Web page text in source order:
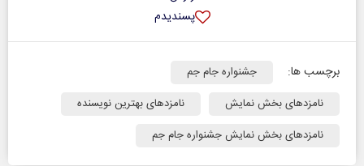
پسندیدم
برچسب ها:
جشنواره جام جم
نامزدهای بخش نمایش
نامزد‌های بهترین نویسنده
نامزدهای بخش نمایش جشنواره جام جم